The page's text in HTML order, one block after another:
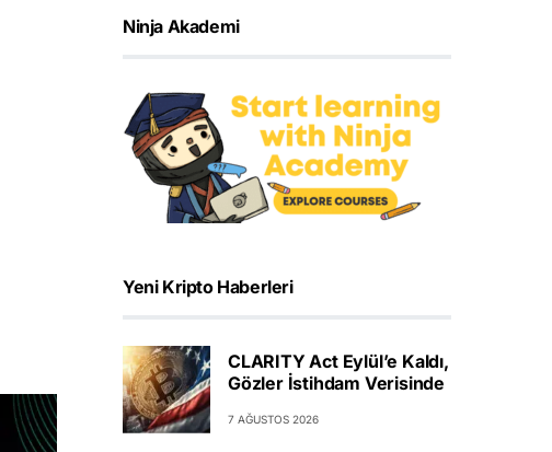
Ninja Akademi
Yeni Kripto Haberleri
CLARITY Act Eylül’e Kaldı,
Gözler İstihdam Verisinde
7 AĞUSTOS 2026